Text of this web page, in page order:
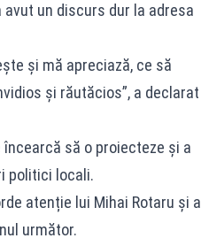
avut un discurs dur la adresa
și mă apreciază, ce să
și răutăcios”, a declarat
să o proiecteze și a
politici locali.
atenție lui Mihai Rotaru și a
următor.